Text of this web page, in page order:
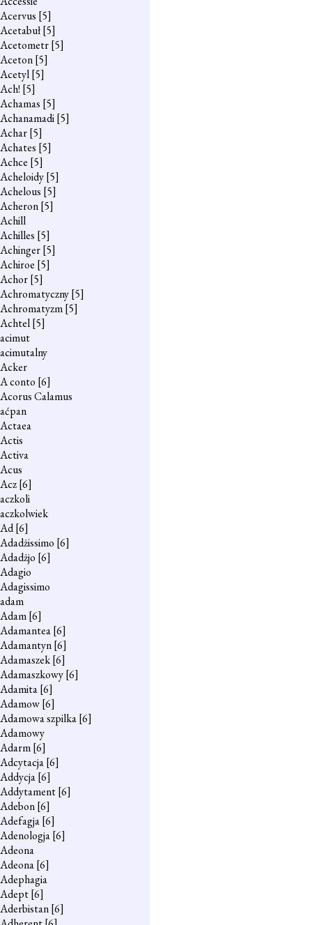
Acervus [5]
Acetabuł[5]
Acetometr[5]
Aceton[5]
Acetyl[5]
Ach! [5]
Achamas [5]
Achanamadi[5]
Achar[5]
Achates [5]
Achce [5]
Acheloidy[5]
Achelous [5]
Acheron[5]
Achill
Achilles [5]
Achinger[5]
Achiroe [5]
Achor[5]
Achromatyczny[5]
Achromatyzm[5]
Achtel[5]
acimut
acimutalny
Acker
A conto [6]
Acorus Calamus
aćpan
Actaea
Actis
Activa
Acus
Acz[6]
aczkoli
aczkolwiek
Ad[6]
Adadżissimo [6]
Adadżjo [6]
Adagio
Adagissimo
adam
Adam[6]
Adamantea[6]
Adamantyn[6]
Adamaszek[6]
Adamaszkowy[6]
Adamita[6]
Adamow[6]
Adamowa szpilka[6]
Adamowy
Adarm[6]
Adcytacja[6]
Addycja[6]
Addytament[6]
Adebon[6]
Adefagja[6]
Adenologja[6]
Adeona
Adeona[6]
Adephagia
Adept[6]
Aderbistan[6]